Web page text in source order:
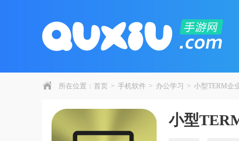
所在位置： 首页 > 手机软件 > 办公学习 > 小型TERM企
小型